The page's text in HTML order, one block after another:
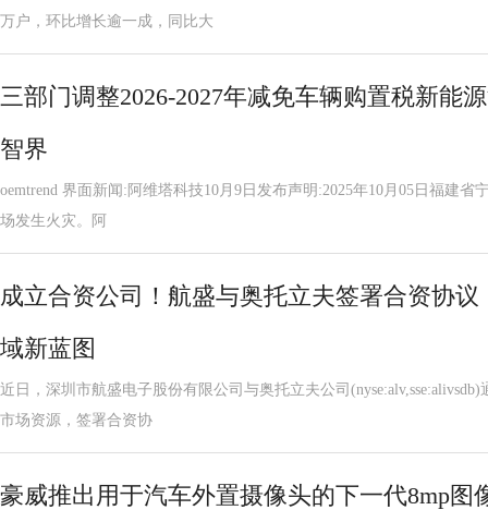
万户，环比增长逾一成，同比大
三部门调整2026-2027年减免车辆购置税新能
智界
oemtrend 界面新闻:阿维塔科技10月9日发布声明:2025年10月05日福建省
场发生火灾。阿
成立合资公司！航盛与奥托立夫签署合资协
域新蓝图
近日，深圳市航盛电子股份有限公司与奥托立夫公司
市场资源，签署合资协
豪威推出用于汽车外置摄像头的下一代8mp图